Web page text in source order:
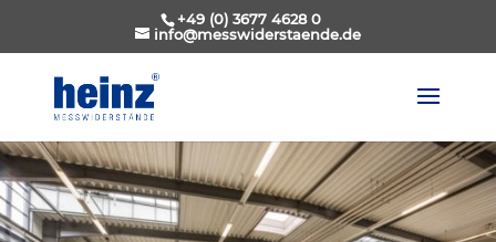
+49 (0) 3677 4628 0
info@messwiderstaende.de